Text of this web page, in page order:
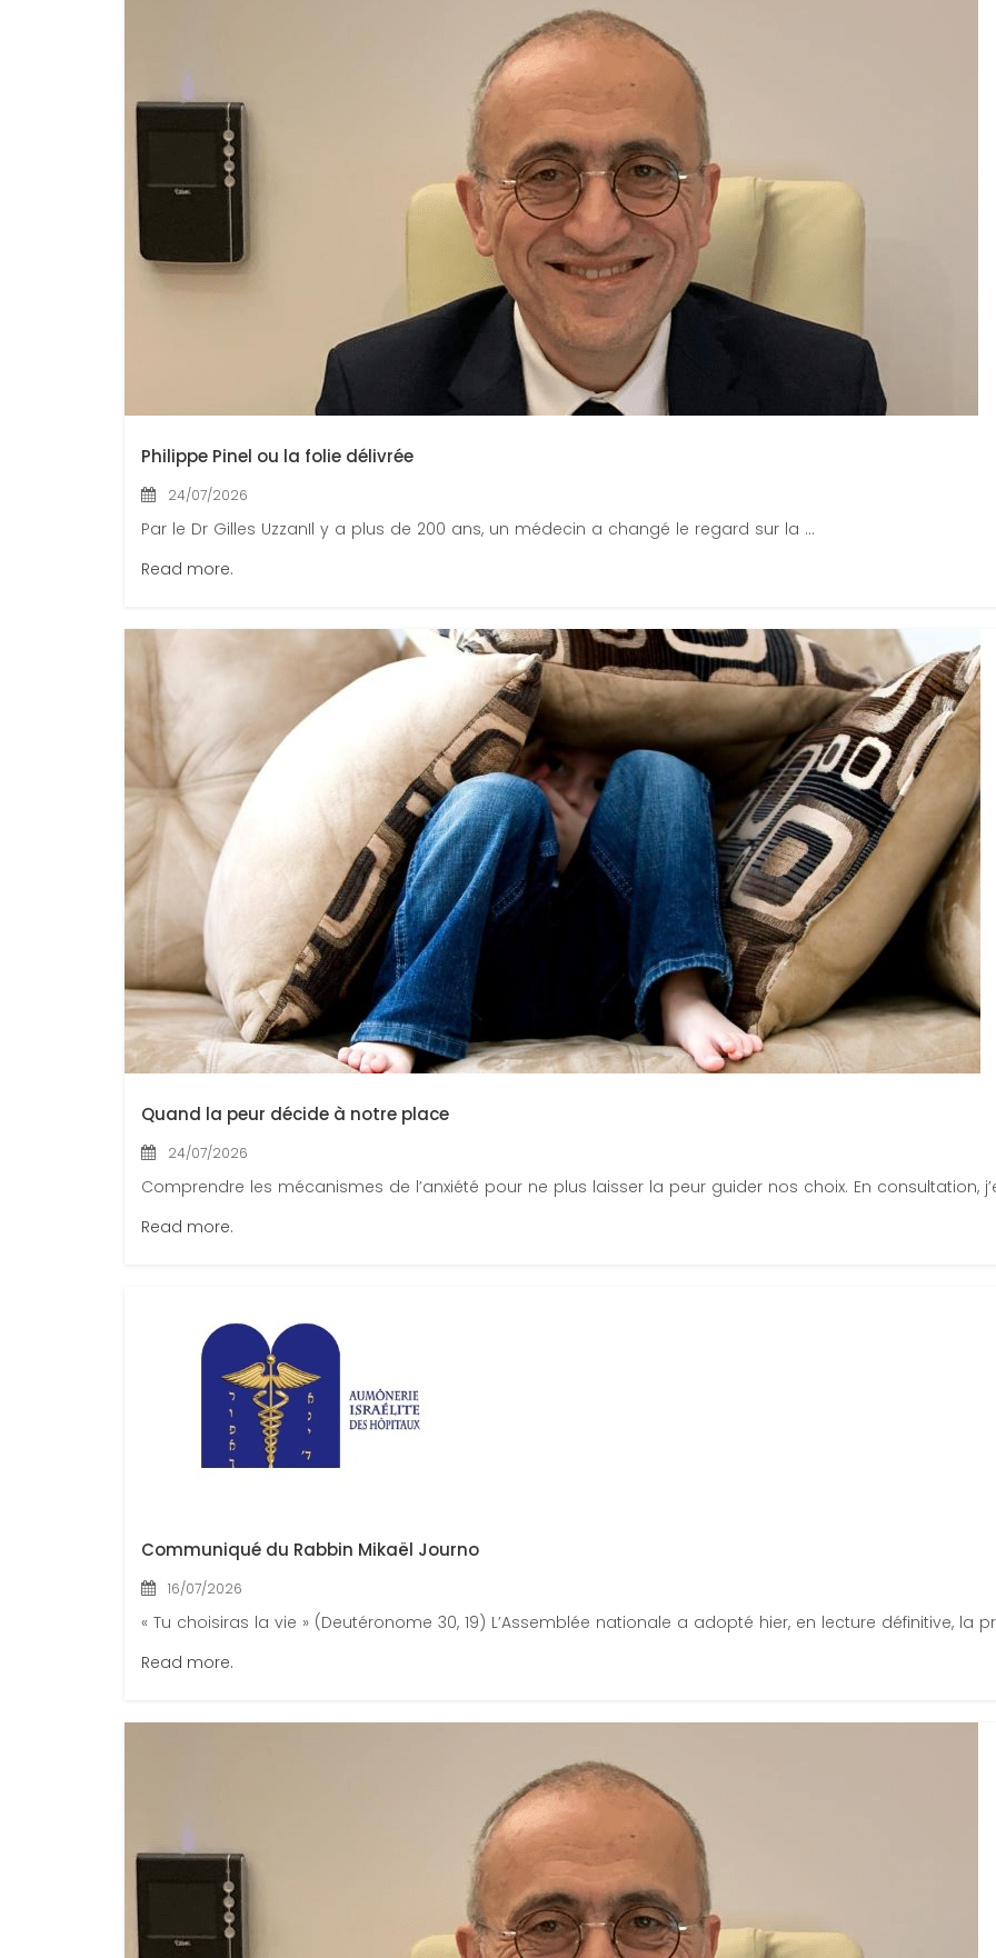
Philippe Pinel ou la folie délivrée
24/07/2026
Par le Dr Gilles UzzanIl y a plus de 200 ans, un médecin a changé le regard sur la ...
Read more.
Quand la peur décide à notre place
24/07/2026
Comprendre les mécanismes de l’anxiété pour ne plus laisser la peur guider nos choix. En consultation,
Read more.
Communiqué du Rabbin Mikaël Journo
16/07/2026
« Tu choisiras la vie » (Deutéronome 30, 19) L’Assemblée nationale a adopté hier, en lecture définitive, la
Read more.